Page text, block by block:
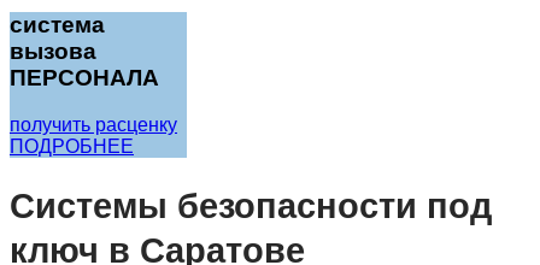
система
вызова
ПЕРСОНАЛА
получить расценку
ПОДРОБНЕЕ
Cистемы безопасности под
ключ в Саратове